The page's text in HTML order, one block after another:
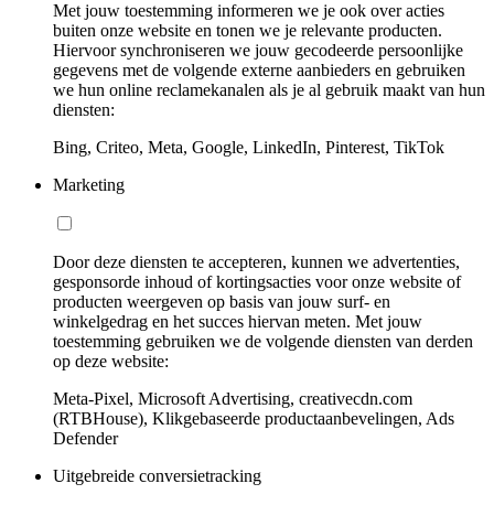
Met jouw toestemming informeren we je ook over acties
buiten onze website en tonen we je relevante producten.
Hiervoor synchroniseren we jouw gecodeerde persoonlijke
gegevens met de volgende externe aanbieders en gebruiken
we hun online reclamekanalen als je al gebruik maakt van hun
diensten:
Bing, Criteo, Meta, Google, LinkedIn, Pinterest, TikTok
Marketing
Door deze diensten te accepteren, kunnen we advertenties,
gesponsorde inhoud of kortingsacties voor onze website of
producten weergeven op basis van jouw surf- en
winkelgedrag en het succes hiervan meten. Met jouw
toestemming gebruiken we de volgende diensten van derden
op deze website:
Meta-Pixel, Microsoft Advertising, creativecdn.com
(RTBHouse), Klikgebaseerde productaanbevelingen, Ads
Defender
Uitgebreide conversietracking